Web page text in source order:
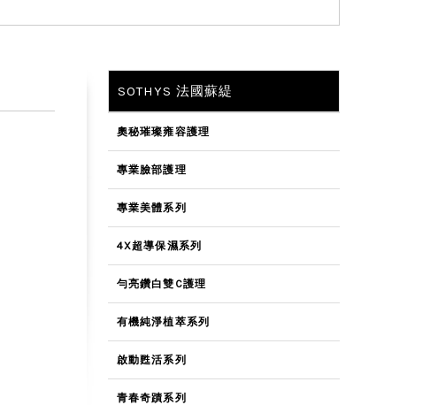
SOTHYS 法國蘇緹
奧秘璀璨雍容護理
專業臉部護理
專業美體系列
4X超導保濕系列
勻亮鑽白雙C護理
有機純淨植萃系列
啟動甦活系列
青春奇蹟系列